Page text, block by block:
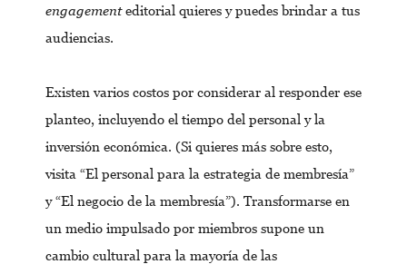
engagementeditorial quieres y puedes brindar a tus
audiencias.
Existen varios costos por considerar al responder ese
planteo, incluyendo el tiempo del personal y la
inversión económica. (Si quieres más sobre esto,
visita “El personal para la estrategia de membresía”
y “El negocio de la membresía”). Transformarse en
un medio impulsado por miembros supone un
cambio cultural para la mayoría de las